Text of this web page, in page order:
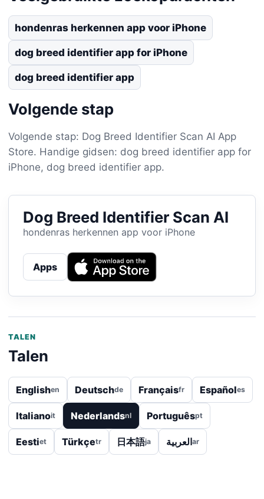
hondenras herkennen app voor iPhone
dog breed identifier app for iPhone
dog breed identifier app
Volgende stap
Volgende stap: Dog Breed Identifier Scan AI App
Store. Handige gidsen: dog breed identifier app for
iPhone, dog breed identifier app.
Dog Breed Identifier Scan AI
hondenras herkennen app voor iPhone
Apps
TALEN
Talen
Englishen Deutschde Françaisfr Españoles
Italianoit Nederlandsnl Portuguêspt
Eestiet Türkçetr 日本語ja العربيةar